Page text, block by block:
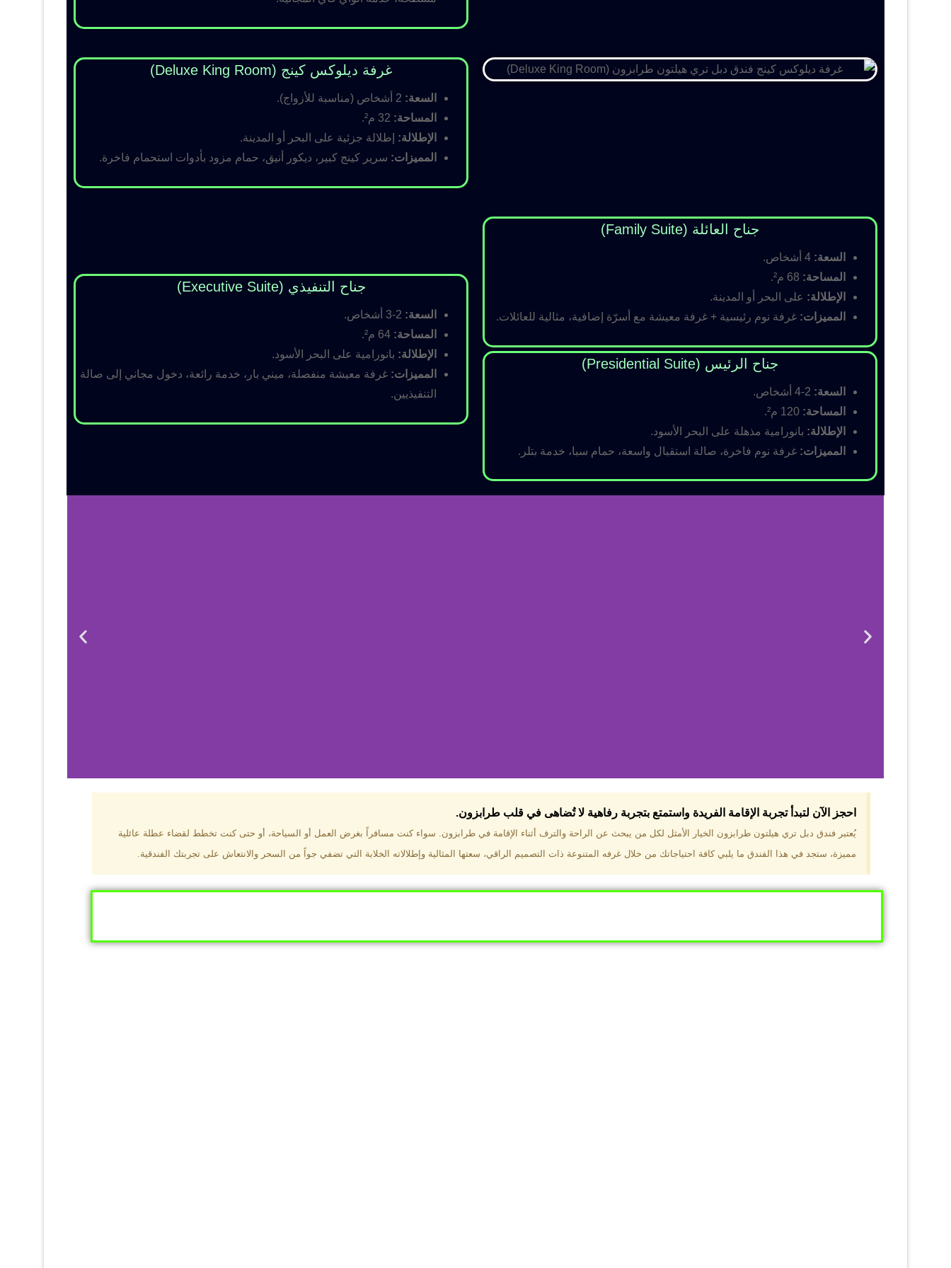
غرفة ديلوكس كينج (Deluxe King Room)
السعة:
المساحة:
الإطلالة: إطلالة جزئية على البحر أو المدينة.
المميزات: سرير كينج كبير، ديكور أنيق، حمام مزود بأدوات استحمام فاخرة.
جناح العائلة (Family Suite)
السعة:
المساحة:
الإطلالة: على البحر أو المدينة.
المميزات: غرفة نوم رئيسية + غرفة معيشة مع أسرّة إضافية، مثالية للعائلات.
جناح الرئيس (Presidential Suite)
السعة:
المساحة:
الإطلالة: بانورامية مذهلة على البحر الأسود.
المميزات: غرفة نوم فاخرة، صالة استقبال واسعة، حمام سبا، خدمة بتلر.
جناح التنفيذي (Executive Suite)
السعة:
المساحة:
الإطلالة: بانورامية على البحر الأسود.
المميزات: غرفة معيشة منفصلة، ميني بار، خدمة رائعة، دخول مجاني إلى صالة
التنفيذيين.
لماذا تختار فندق دبل تري هيلتون طرابزون؟
والجبال الخضراء. مرافق متكاملة تشمل مسبحًا داخليًا، سبا، صالة ألعاب رياضية، ومطاعم عالمية.
احجز الآن لتبدأ تجربة الإقامة الفريدة واستمتع بتجربة رفاهية لا تُضاهى في قلب طرابزون.​
يُعتبر فندق دبل تري هيلتون طرابزون الخيار الأمثل لكل من يبحث عن الراحة والترف أثناء الإقامة في طرابزون. سواء كنت مسافراً بغرض العمل أو السياحة، أو حتى كنت تخطط لقضاء عطلة عائلية
مميزة، ستجد في هذا الفندق ما يلبي كافة احتياجاتك من خلال غرفه المتنوعة ذات التصميم الراقي، سعتها المثالية وإطلالاته الخلابة التي تضفي جواً من السحر والانتعاش على تجربتك الفندقية.